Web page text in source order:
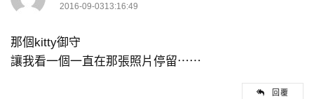
2016-09-0313:16:49
那個kitty御守
讓我看一個一直在那張照片停留⋯⋯
回覆